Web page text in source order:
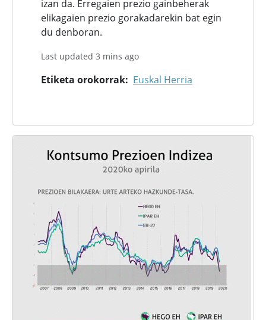
izan da. Erregaien prezio gainbeherak
elikagaien prezio gorakadarekin bat egin
du denboran.
Last updated 3 mins ago
Etiketa orokorrak Euskal Herria